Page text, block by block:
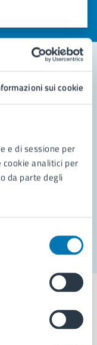
sui cookie
e di sessione per
analitici per
da parte degli
stelle)la chiarezza delle